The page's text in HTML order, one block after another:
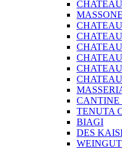
MASSONE
CANTINE
TENUTA
BIAGI
DES